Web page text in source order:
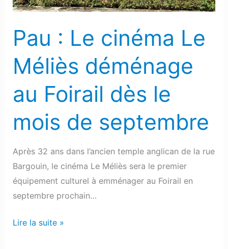
Pau : Le cinéma Le
Méliès déménage
au Foirail dès le
mois de septembre
Après 32 ans dans l’ancien temple anglican de la rue
Bargouin, le cinéma Le Méliès sera le premier
équipement culturel à emménager au Foirail en
septembre prochain…
au
dès
mois
septembre
Lire la suite »